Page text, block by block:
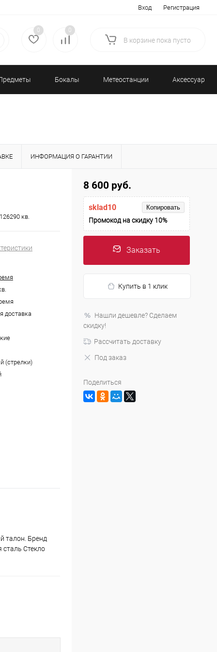
Вход Регистрация
0 0
В корзине пока пусто
Бокалы Метеостанции Аксессуары/
ИНФОРМАЦИЯ О ГАРАНТИИ
кв.
доставка
(стрелки)
талон. Бренд
Стекло
8 600 руб.
sklad10 Копировать
Промокод на скидку 10%
Заказать
Купить в 1 клик
Нашли дешевле? Сделаем
скидку!
Рассчитать доставку
Под заказ
Поделиться